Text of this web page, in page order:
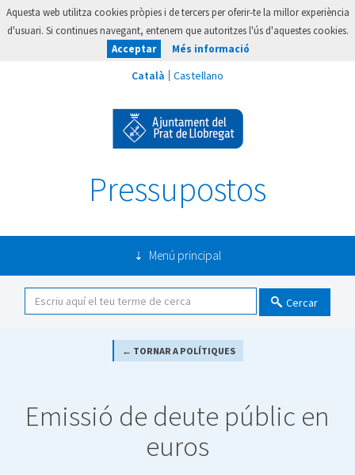
Aquesta web utilitza cookies pròpies i de tercers per oferir-te la millor experiència
d'usuari. Si continues navegant, entenem que autoritzes l'ús d'aquestes cookies.
Acceptar
Més informació
Pressupostos
Menú principal
Cercar
← TORNAR A POLÍTIQUES
Emissió de deute públic en
euros